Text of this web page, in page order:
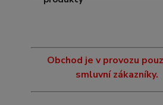
Obchod je v provozu
smluvní zákazníky.